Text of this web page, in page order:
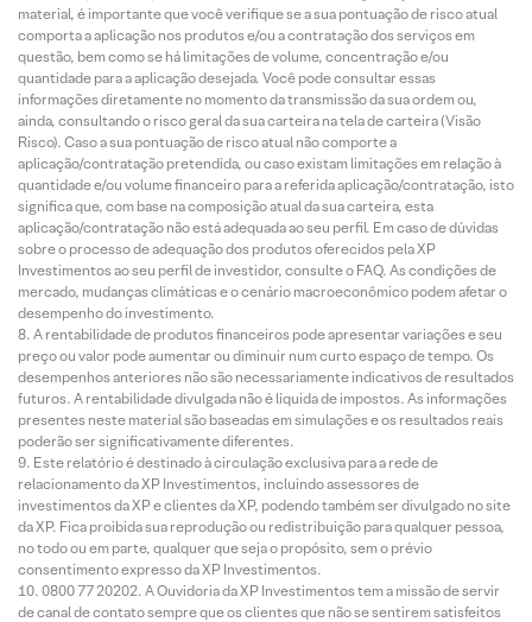
material, é importante que você verifique se a sua pontuação de risco atual
comporta a aplicação nos produtos e/ou a contratação dos serviços em
questão, bem como se há limitações de volume, concentração e/ou
quantidade para a aplicação desejada. Você pode consultar essas
informações diretamente no momento da transmissão da sua ordem ou,
ainda, consultando o risco geral da sua carteira na tela de carteira (Visão
Risco). Caso a sua pontuação de risco atual não comporte a
aplicação/contratação pretendida, ou caso existam limitações em relação à
quantidade e/ou volume financeiro para a referida aplicação/contratação, isto
significa que, com base na composição atual da sua carteira, esta
aplicação/contratação não está adequada ao seu perfil. Em caso de dúvidas
sobre o processo de adequação dos produtos oferecidos pela XP
Investimentos ao seu perfil de investidor, consulte o FAQ. As condições de
mercado, mudanças climáticas e o cenário macroeconômico podem afetar o
desempenho do investimento.
A rentabilidade de produtos financeiros pode apresentar variações e seu
preço ou valor pode aumentar ou diminuir num curto espaço de tempo. Os
desempenhos anteriores não são necessariamente indicativos de resultados
futuros. A rentabilidade divulgada não é líquida de impostos. As informações
presentes neste material são baseadas em simulações e os resultados reais
poderão ser significativamente diferentes.
Este relatório é destinado à circulação exclusiva para a rede de
relacionamento da XP Investimentos, incluindo assessores de
investimentos da XP e clientes da XP, podendo também ser divulgado no site
da XP. Fica proibida sua reprodução ou redistribuição para qualquer pessoa,
no todo ou em parte, qualquer que seja o propósito, sem o prévio
consentimento expresso da XP Investimentos.
0800 77 20202. A Ouvidoria da XP Investimentos tem a missão de servir
de canal de contato sempre que os clientes que não se sentirem satisfeitos